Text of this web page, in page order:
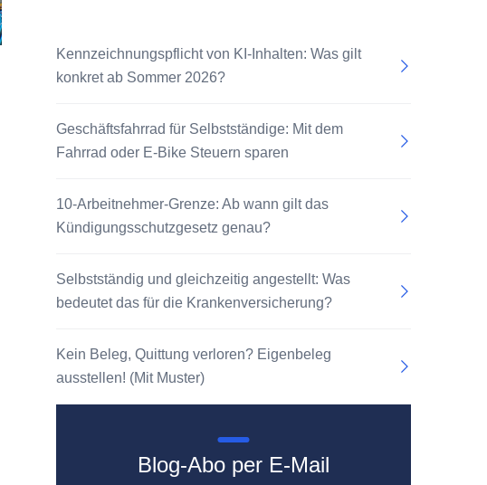
Kennzeichnungspflicht von KI-Inhalten: Was gilt
konkret ab Sommer 2026?
Geschäftsfahrrad für Selbstständige: Mit dem
Fahrrad oder E-Bike Steuern sparen
10-Arbeitnehmer-Grenze: Ab wann gilt das
Kündigungsschutzgesetz genau?
Selbstständig und gleichzeitig angestellt: Was
bedeutet das für die Krankenversicherung?
Kein Beleg, Quittung verloren? Eigenbeleg
ausstellen! (Mit Muster)
Blog-Abo per E-Mail